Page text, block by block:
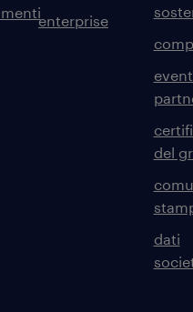
enterprise
del
dati